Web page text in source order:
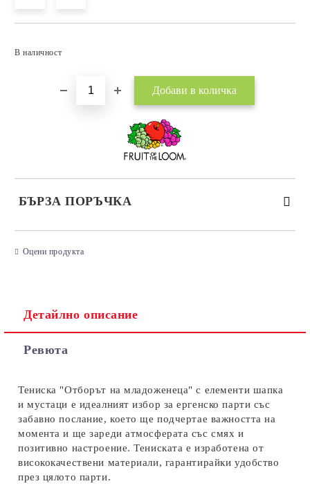
В наличност
БЪРЗА ПОРЪЧКА
Оцени продукта
Детайлно описание
Ревюта
Тениска "Отборът на младоженеца" с елементи шапка
и мустаци е идеалният избор за ергенско парти със
забавно послание, което ще подчертае важността на
момента и ще зареди атмосферата със смях и
позитивно настроение. Тениската е изработена от
висококачествени материали, гарантирайки удобство
през цялото парти.